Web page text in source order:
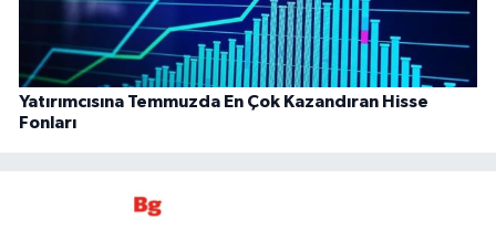
Yatırımcısına Temmuzda En Çok Kazandıran Hisse
Fonları